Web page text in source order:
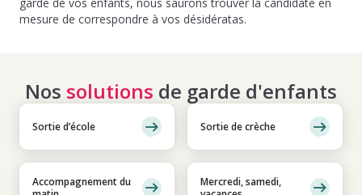
mesure de correspondre à vos désidératas.
Nos solutions de garde d'enfants
Sortie d’école Sortie de crèche
Accompagnement du
Mercredi, samedi,